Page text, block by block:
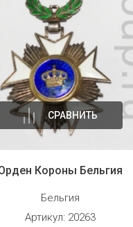
СРАВНИТЬ
Короны Бельгия
Бельгия
Артикул: 20263